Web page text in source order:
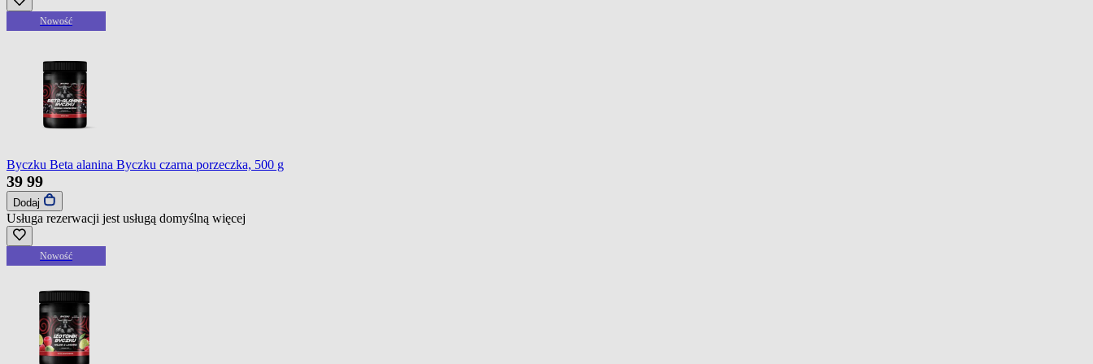
Nowość
Byczku Beta alanina Byczku czarna porzeczka, 500 g
39 99
Dodaj
Usługa rezerwacji jest usługą domyślną więcej
Nowość